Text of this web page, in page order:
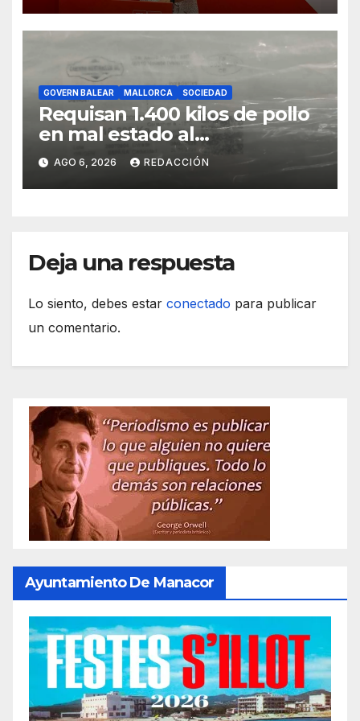
GOVERN BALEAR MALLORCA SOCIEDAD
Requisan 1.400 kilos de pollo
en mal estado al
transportarse sin refrigerar
AGO 6, 2026 REDACCIÓN
Deja una respuesta
Lo siento, debes estar conectado para publicar
un comentario.
Ayuntamiento De Manacor